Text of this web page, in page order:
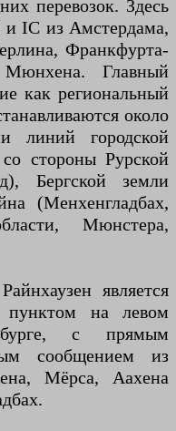
перевозок. Здесь
и IC из Амстердама,
Франкфурта-
Главный
как региональный
около
линий городской
стороны Рурской
Бергской земли
(Менхенгладбах,
Мюнстера,
является
пунктом на левом
с прямым
сообщением из
Мёрса, Аахена